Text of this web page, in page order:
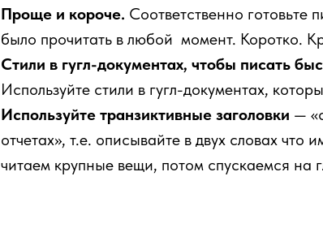
Проще и короче. Соответственно готовьте
было прочитать в любой момент. Коротко.
Стили в гугл-документах, чтобы писать
Используйте стили в гугл-документах,
Используйте транзиктивные заголовки —
отчетах», т.е. описывайте в двух словах
читаем крупные вещи, потом спускаемся на